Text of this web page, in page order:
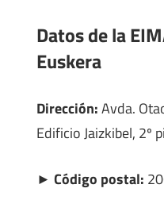
Datos de la
Euskera
Dirección:Avda.
Edificio Jaizkibel, 2º
► Código postal: